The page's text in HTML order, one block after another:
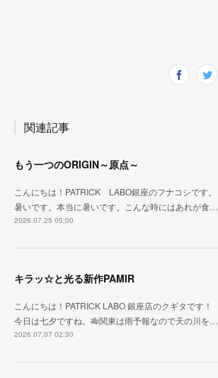
関連記事
もう一つのORIGIN～原点～
こんにちは！PATRICK LABO銀座のフナコシです。
暑いです。本当に暑いです。こんな時にはあれが食…
2026.07.25 05:00
キラッ☆と光る新作PAMIR
こんにちは！PATRICK LABO 銀座店のクギタです！
今日は七夕ですね。🎋関東は雨予報なので天の川を…
2026.07.07 02:30